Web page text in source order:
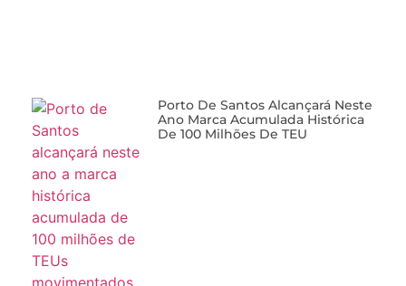
Ano Marca Acumulada Histórica
De 100 Milhões De TEU